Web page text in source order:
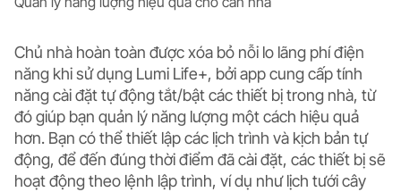
Chủ nhà hoàn toàn được xóa bỏ nỗi lo lãng phí điện
năng khi sử dụng Lumi Life+, bởi app cung cấp tính
năngcài đặt tự động tắt/bật các thiết bịtrong nhà, từ
đó giúp bạn quản lý năng lượng một cách hiệu quả
hơn. Bạn có thể thiết lập các lịch trình và kịch bản tự
động, để đến đúng thời điểm đã cài đặt, các thiết bị sẽ
hoạt động theo lệnh lập trình, ví dụ như lịch tưới cây